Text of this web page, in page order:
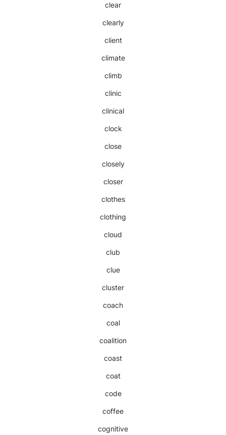
clear
clearly
client
climate
climb
clinic
clinical
clock
close
closely
closer
clothes
clothing
cloud
club
clue
cluster
coach
coal
coalition
coast
coat
code
coffee
cognitive